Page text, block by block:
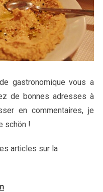
gastronomique vous a
de bonnes adresses à
en commentaires, je
schön !
articles sur la